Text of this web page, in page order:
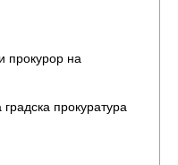
прокурор на
прокуратура